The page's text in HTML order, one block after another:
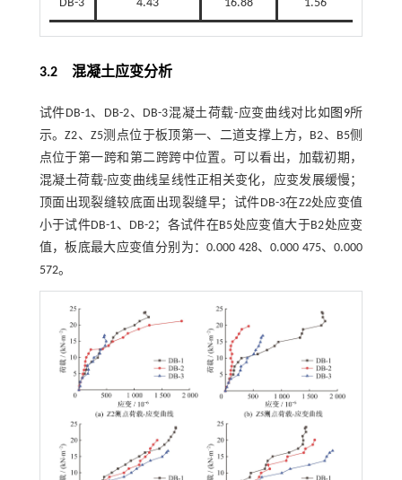
DB-3 4.43 16.88 1.56
3.2混凝土应变分析
试件DB-1、DB-2、DB-3混凝土荷载-应变曲线对比如 图9所
示。Z2、Z5测点位于板顶第一、二道支撑上方，B2、B5侧
点位于第一跨和第二跨跨中位置。可以看出，加载初期，
混凝土荷载-应变曲线呈线性正相关变化，应变发展缓慢；
顶面出现裂缝较底面出现裂缝早；试件DB-3在Z2处应变值
小于试件DB-1、DB-2；各试件在B5处应变值大于B2处应变
值，板底最大应变值分别为：0.000 428、0.000 475、0.000
572。